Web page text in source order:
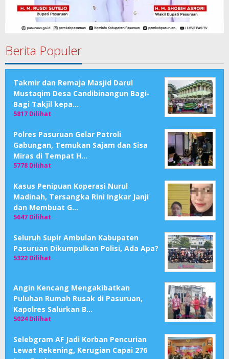
Berita Populer
Takmir dan Remaja Masjid Darul
Mustaqim Desa Candibinangun Bagi-
Bagi Takjil kepa…
5817 Dilihat
Polres Pasuruan Gelar Patroli
Gabungan, Temukan Sajam dan Sisa
Miras di Tempat H…
5778 Dilihat
Kasus Penipuan Koperasi Nurul
Madinah, Tersangka Rini Ingkar Janji
dan Membuat G…
5647 Dilihat
Seluruh Supir Ambulan Kabupaten
Pasuruan Dikumpulkan Polisi, Ada Apa?
5322 Dilihat
Angin Kencang Mengakibatkan
Puluhan Rumah Rusak di Pasuruan,
Kapolres Salurkan B…
5024 Dilihat
Selebgram AF Jadi Korban Pencurian
Lewat Rekening, Kerugian Capai 276